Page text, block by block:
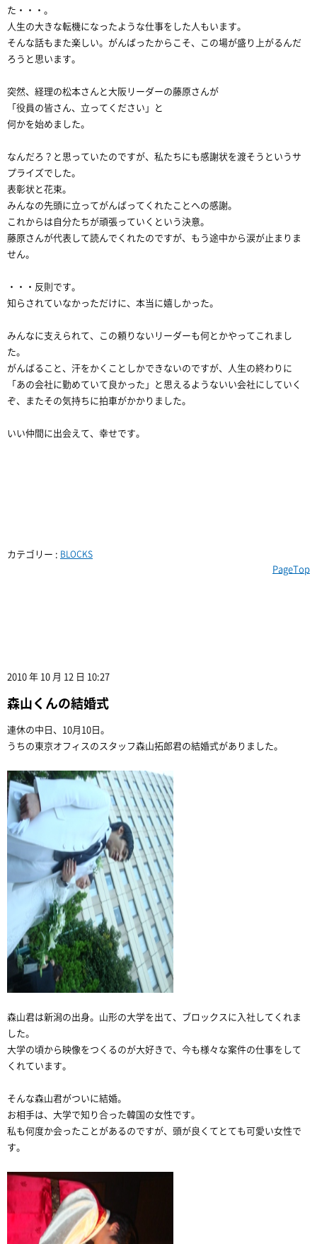
た・・・。
人生の大きな転機になったような仕事をした人もいます。
そんな話もまた楽しい。がんばったからこそ、この場が盛り上がるんだ
ろうと思います。
突然、経理の松本さんと大阪リーダーの藤原さんが
「役員の皆さん、立ってください」と
何かを始めました。
なんだろ？と思っていたのですが、私たちにも感謝状を渡そうというサ
プライズでした。
表彰状と花束。
みんなの先頭に立ってがんばってくれたことへの感謝。
これからは自分たちが頑張っていくという決意。
藤原さんが代表して読んでくれたのですが、もう途中から涙が止まりま
せん。
・・・反則です。
知らされていなかっただけに、本当に嬉しかった。
みんなに支えられて、この頼りないリーダーも何とかやってこれまし
た。
がんばること、汗をかくことしかできないのですが、人生の終わりに
「あの会社に勤めていて良かった」と思えるようないい会社にしていく
ぞ、またその気持ちに拍車がかかりました。
いい仲間に出会えて、幸せです。
カテゴリー : BLOCKS
PageTop
2010 年 10 月 12 日 10:27
森山くんの結婚式
連休の中日、10月10日。
うちの東京オフィスのスタッフ森山拓郎君の結婚式がありました。
森山君は新潟の出身。山形の大学を出て、ブロックスに入社してくれま
した。
大学の頃から映像をつくるのが大好きで、今も様々な案件の仕事をして
くれています。
そんな森山君がついに結婚。
お相手は、大学で知り合った韓国の女性です。
私も何度か会ったことがあるのですが、頭が良くてとても可愛い女性で
す。